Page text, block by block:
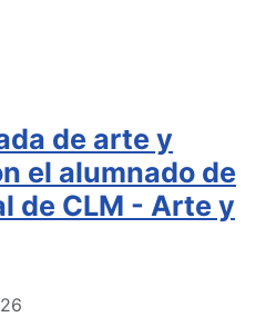
de arte y
el alumnado de
de CLM - Arte y